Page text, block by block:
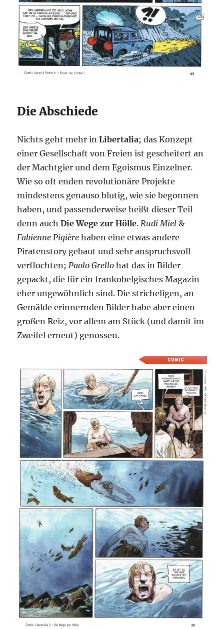
Die Abschiede
Nichts geht mehr inLibertalia; das Konzept
einer Gesellschaft von Freien ist gescheitert an
der Machtgier und dem Egoismus Einzelner.
Wie so oft enden revolutionäre Projekte
mindestens genauso blutig, wie sie begonnen
haben, und passenderweise heißt dieser Teil
denn auchDie Wege zur Hölle. Rudi Miel &
Fabienne Pigière haben eine etwas andere
Piratenstory gebaut und sehr anspruchsvoll
verflochten; Paolo Grello hat das in Bilder
gepackt, die für ein frankobelgisches Magazin
eher ungewöhnlich sind. Die stricheligen, an
Gemälde erinnernden Bilder habe aber einen
großen Reiz, vor allem am Stück (und damit im
Zweifel erneut) genossen.